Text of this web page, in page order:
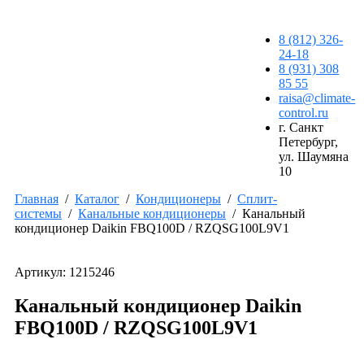
8 (812) 326-
24-18
8 (931) 308
85 55
raisa@climate-
control.ru
г. Санкт
Петербург,
ул. Шаумяна
10
Главная / Каталог / Кондиционеры / Сплит-
системы / Канальные кондиционеры / Канальный
кондиционер Daikin FBQ100D / RZQSG100L9V1
Артикул: 1215246
Канальный кондиционер Daikin
FBQ100D / RZQSG100L9V1